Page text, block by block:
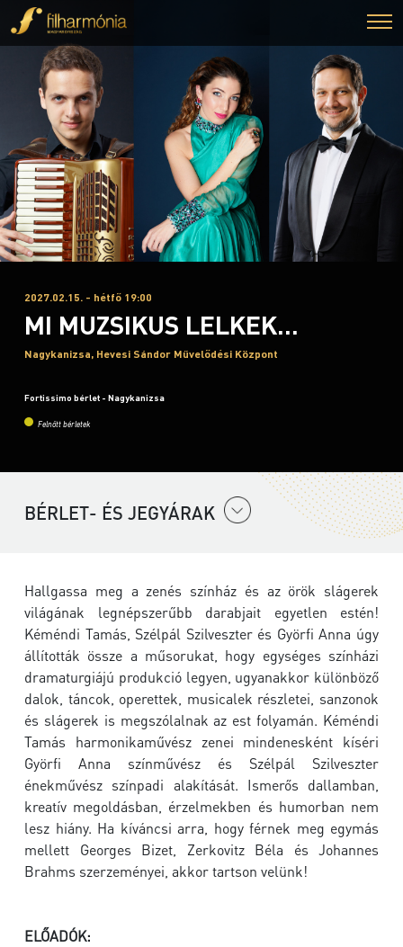
2027.02.15. - hétfő 19:00
MI MUZSIKUS LELKEK...
Nagykanizsa, Hevesi Sándor Művelődési Központ
Fortissimo bérlet - Nagykanizsa
Felnőtt bérletek
BÉRLET- ÉS JEGYÁRAK
Hallgassa meg a zenés színház és az örök slágerek
világának legnépszerűbb darabjait egyetlen estén!
Kéméndi Tamás, Szélpál Szilveszter és Györfi Anna úgy
állították össze a műsorukat, hogy egységes színházi
dramaturgiájú produkció legyen, ugyanakkor különböző
dalok, táncok, operettek, musicalek részletei, sanzonok
és slágerek is megszólalnak az est folyamán. Kéméndi
Tamás harmonikaművész zenei mindenesként kíséri
Györfi Anna színművész és Szélpál Szilveszter
énekművész színpadi alakítását. Ismerős dallamban,
kreatív megoldásban, érzelmekben és humorban nem
lesz hiány. Ha kíváncsi arra, hogy férnek meg egymás
mellett Georges Bizet, Zerkovitz Béla és Johannes
Brahms szerzeményei, akkor tartson velünk!
ELŐADÓK: